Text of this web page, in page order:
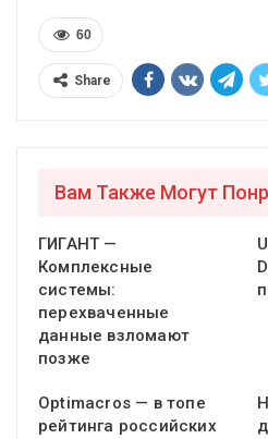
60
Share
Вам Также Могут
ГИГАНТ —
Комплексные
системы:
перехваченные
данные взломают
позже
Optimacros — в топе
рейтинга российских